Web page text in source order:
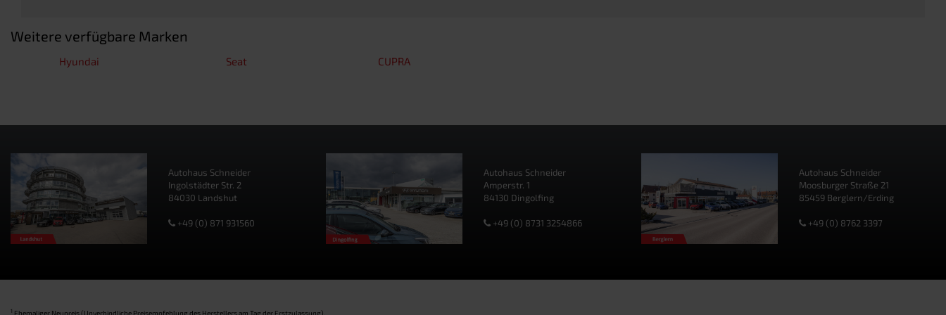
Weitere verfügbare Marken
Hyundai Seat CUPRA
Autohaus Schneider
Ingolstädter Str. 2
84030 Landshut
+49 (0) 871 931560
Autohaus Schneider
Amperstr. 1
84130 Dingolfing
+49 (0) 8731 3254866
Autohaus Schneider
Moosburger Straße 21
85459 Berglern/Erding
+49 (0) 8762 3397
1 Ehemaliger Neupreis (Unverbindliche Preisempfehlung des Herstellers am Tag der Erstzulassung).